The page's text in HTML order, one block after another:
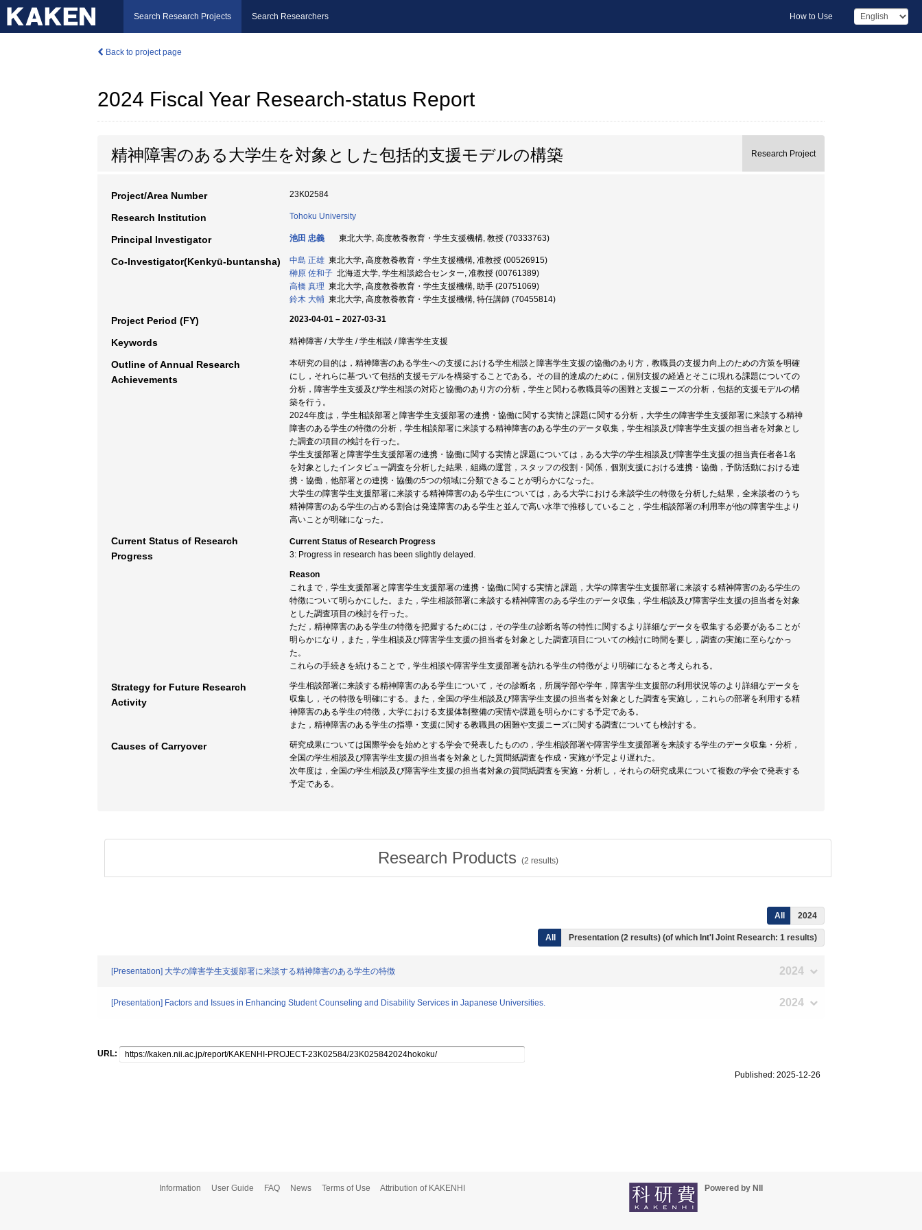
Search Research Projects Search Researchers How to Use
Back to project page
2024 Fiscal Year Research-status Report
精神障害のある大学生を対象とした包括的支援モデルの構築 Research Project
Project/Area Number 23K02584
Research Institution Tohoku University
Principal Investigator 池田 忠義 東北大学, 高度教養教育・学生支援機構, 教授 (70333763)
Co-Investigator(Kenkyū-buntansha) 中島 正雄 東北大学, 高度教養教育・学生支援機構, 准教授 (00526915)
榊原 佐和子 北海道大学, 学生相談総合センター, 准教授 (00761389)
高橋 真理 東北大学, 高度教養教育・学生支援機構, 助手 (20751069)
鈴木 大輔 東北大学, 高度教養教育・学生支援機構, 特任講師 (70455814)
Project Period (FY) 2023-04-01 – 2027-03-31
Keywords 精神障害 / 大学生 / 学生相談 / 障害学生支援
Outline of Annual Research
Achievements
本研究の目的は，精神障害のある学生への支援における学生相談と障害学生支援の協働のあり方，教職員の支援力向上のための方策を明確
にし，それらに基づいて包括的支援モデルを構築することである。その目的達成のために，個別支援の経過とそこに現れる課題についての
分析，障害学生支援及び学生相談の対応と協働のあり方の分析，学生と関わる教職員等の困難と支援ニーズの分析，包括的支援モデルの構
築を行う。
2024年度は，学生相談部署と障害学生支援部署の連携・協働に関する実情と課題に関する分析，大学生の障害学生支援部署に来談する精神
障害のある学生の特徴の分析，学生相談部署に来談する精神障害のある学生のデータ収集，学生相談及び障害学生支援の担当者を対象とし
た調査の項目の検討を行った。
学生支援部署と障害学生支援部署の連携・協働に関する実情と課題については，ある大学の学生相談及び障害学生支援の担当責任者各1名
を対象としたインタビュー調査を分析した結果，組織の運営，スタッフの役割・関係，個別支援における連携・協働，予防活動における連
携・協働，他部署との連携・協働の5つの領域に分類できることが明らかになった。
大学生の障害学生支援部署に来談する精神障害のある学生については，ある大学における来談学生の特徴を分析した結果，全来談者のうち
精神障害のある学生の占める割合は発達障害のある学生と並んで高い水準で推移していること，学生相談部署の利用率が他の障害学生より
高いことが明確になった。
Current Status of Research
Progress
Current Status of Research Progress
3: Progress in research has been slightly delayed.
Reason
これまで，学生支援部署と障害学生支援部署の連携・協働に関する実情と課題，大学の障害学生支援部署に来談する精神障害のある学生の
特徴について明らかにした。また，学生相談部署に来談する精神障害のある学生のデータ収集，学生相談及び障害学生支援の担当者を対象
とした調査項目の検討を行った。
ただ，精神障害のある学生の特徴を把握するためには，その学生の診断名等の特性に関するより詳細なデータを収集する必要があることが
明らかになり，また，学生相談及び障害学生支援の担当者を対象とした調査項目についての検討に時間を要し，調査の実施に至らなかっ
た。
これらの手続きを続けることで，学生相談や障害学生支援部署を訪れる学生の特徴がより明確になると考えられる。
Strategy for Future Research
Activity
学生相談部署に来談する精神障害のある学生について，その診断名，所属学部や学年，障害学生支援部の利用状況等のより詳細なデータを
収集し，その特徴を明確にする。また，全国の学生相談及び障害学生支援の担当者を対象とした調査を実施し，これらの部署を利用する精
神障害のある学生の特徴，大学における支援体制整備の実情や課題を明らかにする予定である。
また，精神障害のある学生の指導・支援に関する教職員の困難や支援ニーズに関する調査についても検討する。
Causes of Carryover
研究成果については国際学会を始めとする学会で発表したものの，学生相談部署や障害学生支援部署を来談する学生のデータ収集・分析，
全国の学生相談及び障害学生支援の担当者を対象とした質問紙調査を作成・実施が予定より遅れた。
次年度は，全国の学生相談及び障害学生支援の担当者対象の質問紙調査を実施・分析し，それらの研究成果について複数の学会で発表する
予定である。
Research Products (2 results)
All 2024
All Presentation (2 results) (of which Int'l Joint Research: 1 results)
[Presentation] 大学の障害学生支援部署に来談する精神障害のある学生の特徴 2024
[Presentation] Factors and Issues in Enhancing Student Counseling and Disability Services in Japanese Universities. 2024
URL:
Published: 2025-12-26
Information User Guide FAQ News Terms of Use Attribution of KAKENHI Powered by NII